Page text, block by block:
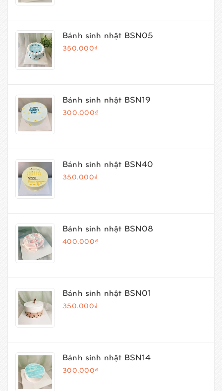
Bánh sinh nhật BSN05
350.000₫
Bánh sinh nhật BSN19
300.000₫
Bánh sinh nhật BSN40
350.000₫
Bánh sinh nhật BSN08
400.000₫
Bánh sinh nhật BSN01
350.000₫
Bánh sinh nhật BSN14
300.000₫